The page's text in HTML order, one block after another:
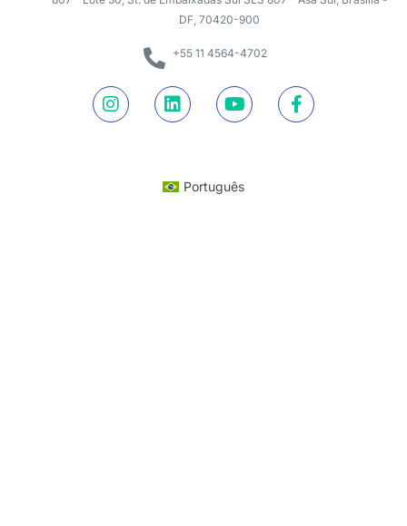
DF, 70420-900
+55 11 4564-4702
Português